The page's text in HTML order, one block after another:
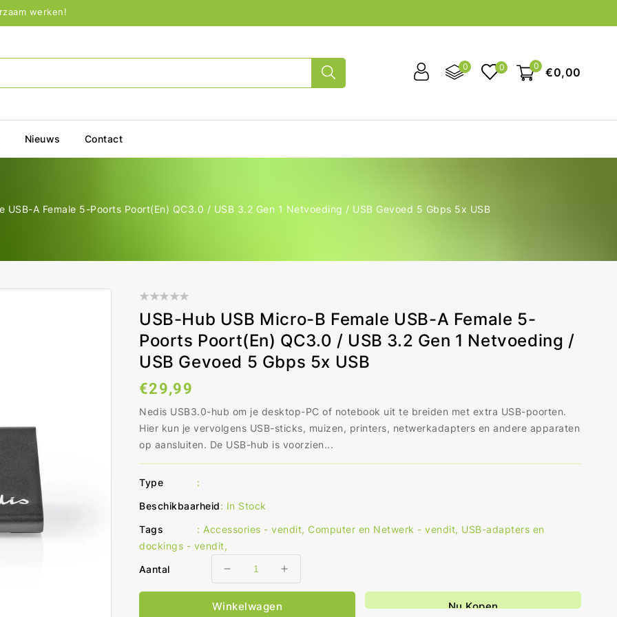
werken!
0 0 €0,00
0
Nieuws Contact
USB-A Female 5-Poorts Poort(en) QC3.0 / USB 3.2 Gen 1 Netvoeding / USB Gevoed 5 Gbps 5x USB
USB-Hub USB Micro-B Female USB-A Female 5-
Poorts Poort(en) QC3.0 / USB 3.2 Gen 1 Netvoeding /
USB Gevoed 5 Gbps 5x USB
Normale
prijs
€29,99
Nedis USB3.0-hub om je desktop-PC of notebook uit te breiden met extra USB-poorten.
Hier kun je vervolgens USB-sticks, muizen, printers, netwerkadapters en andere apparaten
op aansluiten. De USB-hub is voorzien...
Type
:
Beschikbaarheid: In Stock
Tags
: Accessories - vendit, Computer en Netwerk - vendit, USB-adapters en
dockings - vendit,
Aantal
Aantal
verlagen
voor
Aantal
verhogen
Winkelwagen Nu Kopen